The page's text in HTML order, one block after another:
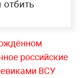
российские
ВСУ